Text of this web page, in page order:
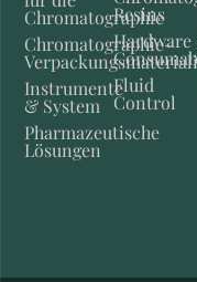
Resins
Hardware
Fluid
Control
Chromatographie
Chromatographie-
Instrumente
& System
Pharmazeutische
Lösungen